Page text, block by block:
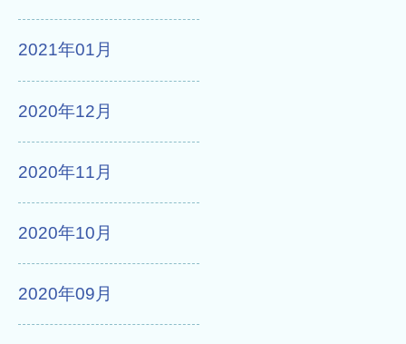
2021年01月
2020年12月
2020年11月
2020年10月
2020年09月